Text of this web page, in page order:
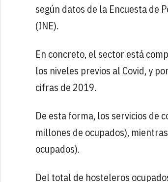
según datos de la Encuesta de
(INE).
En concreto, el sector está
los niveles previos al Covid, y
cifras de 2019.
De esta forma, los servicios de
millones de ocupados),
ocupados).
Del total de hosteleros